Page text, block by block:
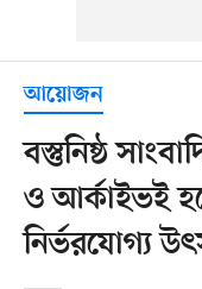
আয়োজন
বস্তুনিষ্ঠ
ও আর্কাইভই
নির্ভরযোগ্য